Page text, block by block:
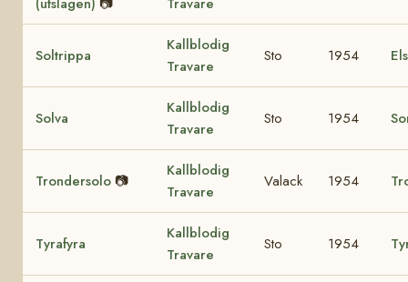
Soltrippa
Kallblodig
Travare
Sto 1954
Solva
Kallblodig
Travare
Sto 1954
Trondersolo 📷
Kallblodig
Travare
Valack 1954
Tyrafyra
Kallblodig
Travare
Sto 1954